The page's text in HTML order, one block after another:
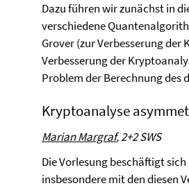
Dazu führen wir zunächst in
verschiedene
Grover (zur Verbesserung
Verbesserung der
Problem der Berechnung des
Kryptoanalyse
Marian Margraf, 2+2 SWS
Die Vorlesung beschäftigt
insbesondere mit den diesen